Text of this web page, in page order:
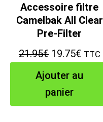
Accessoire filtre
Camelbak All Clear
Pre-Filter
21.95€ Le
prix
initial
était :
19.75€Le
est :
TTC
Ajouter au
panier